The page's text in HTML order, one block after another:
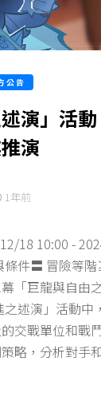
公告
述演」活
演
1年前
18 10:00 -
條件〓 冒險等
「巨龍與自由
述演」活動中
交戰單位和戰
略，分析對手